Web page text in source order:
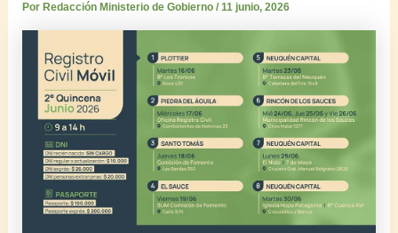
Por Redacción Ministerio de Gobierno/11 junio, 2026